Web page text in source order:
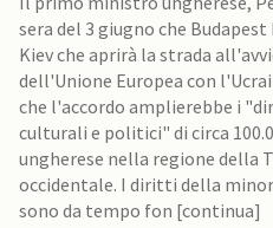
sera del 3 giugno che
Kiev che aprirà la strada
dell'Unione Europea con l'Ucraina. Magyar ha
che l'accordo amplierebbe i
culturali e politici" di circa
ungherese nella regione della
occidentale. I diritti della
sono da tempo fon [continua]